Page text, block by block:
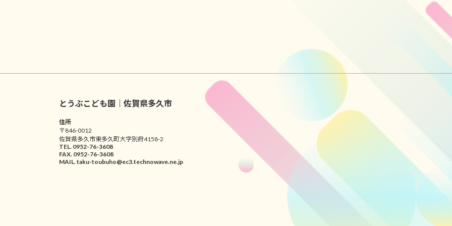
とうぶこども園｜佐賀県多久市
住所
〒846-0012
佐賀県多久市東多久町大字別府4158-2
TEL. 0952-76-3608
FAX. 0952-76-3608
MAIL. taku-toubuho@ec3.technowave.ne.jp